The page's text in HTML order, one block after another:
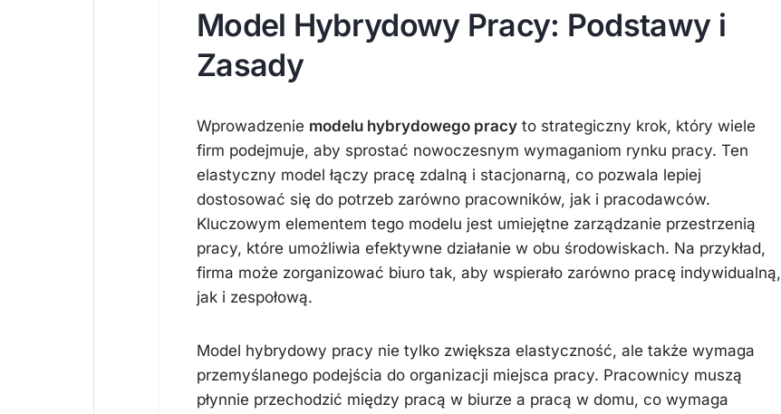
Model Hybrydowy Pracy: Podstawy i
Zasady
Wprowadzenie modelu hybrydowego pracy to strategiczny krok, który wiele
firm podejmuje, aby sprostać nowoczesnym wymaganiom rynku pracy. Ten
elastyczny model łączy pracę zdalną i stacjonarną, co pozwala lepiej
dostosować się do potrzeb zarówno pracowników, jak i pracodawców.
Kluczowym elementem tego modelu jest umiejętne zarządzanie przestrzenią
pracy, które umożliwia efektywne działanie w obu środowiskach. Na przykład,
firma może zorganizować biuro tak, aby wspierało zarówno pracę indywidualną,
jak i zespołową.
Model hybrydowy pracy nie tylko zwiększa elastyczność, ale także wymaga
przemyślanego podejścia do organizacji miejsca pracy. Pracownicy muszą
płynnie przechodzić między pracą w biurze a pracą w domu, co wymaga